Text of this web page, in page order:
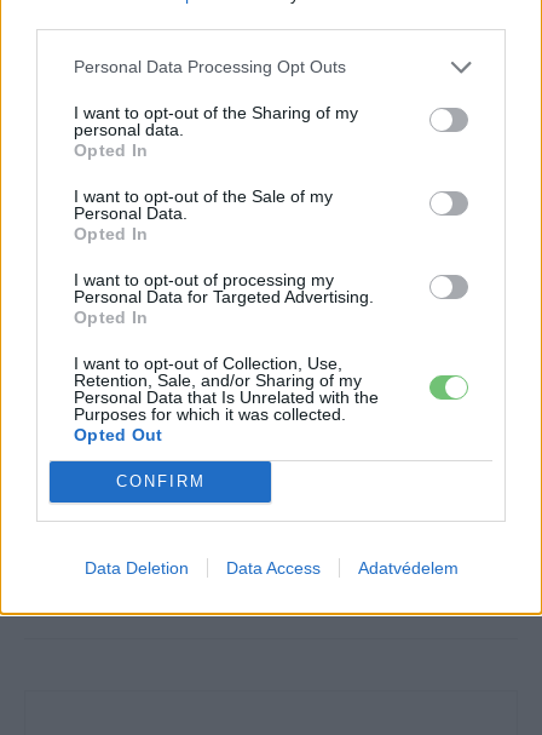
Personal Data Processing Opt Outs
I want to opt-out of the Sharing of my
personal data.
Opted In
I want to opt-out of the Sale of my
Personal Data.
Opted In
I want to opt-out of processing my
Personal Data for Targeted Advertising.
Opted In
I want to opt-out of Collection, Use,
Retention, Sale, and/or Sharing of my
Personal Data that Is Unrelated with the
Purposes for which it was collected.
Opted Out
CONFIRM
Data Deletion Data Access Adatvédelem
Regisztrálj afórumunkonahol elmondhatod a véleményed
és troll mentes zónában cseveghetünk.
autó tulajdonosoktól, e-autó tulajoknak és
rajongóknak,
érdeklődőknek”
Kövesd az e-cars.hu-t a Facebookon is, további
tartalmakért!